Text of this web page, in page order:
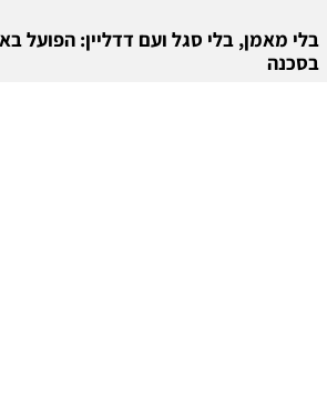
בלי מאמן, בלי סגל ועם דדליין: הפועל
בסכנה